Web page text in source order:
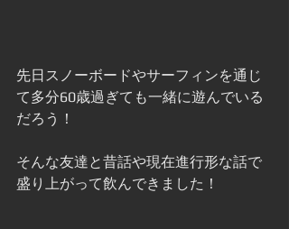
先日スノーボードやサーフィンを通じ
て多分60歳過ぎても一緒に遊んでいる
だろう！
そんな友達と昔話や現在進行形な話で
盛り上がって飲んできました！